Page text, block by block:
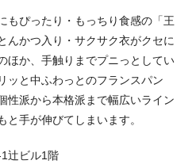
もぴったり・もっちり食感の「王
んかつ入り・サクサク衣がクセに
ほか、手触りまでプニっとしてい
ッと中ふわっとのフランスパン
性派から本格派まで幅広いライン
手が伸びてしまいます。
辻ビル1階